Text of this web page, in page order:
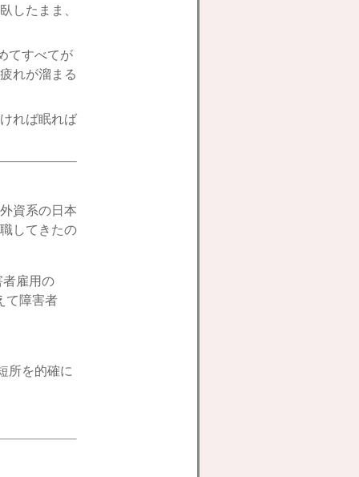
したまま、
てすべてが
れが溜まる
れば眠れば
資系の日本
してきたの
雇用の
て障害者
所を的確に